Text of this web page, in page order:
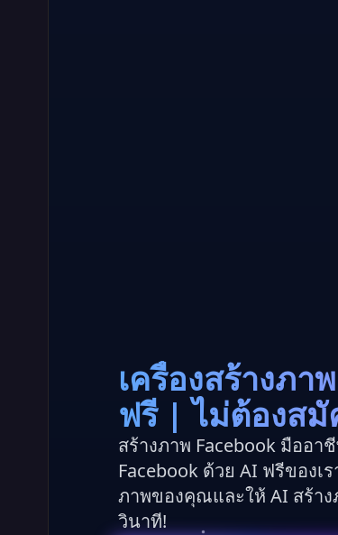
เครื่องสร้างภ
ฟรี | ไม่ต้องส
สร้างภาพ Facebook มืออา
Facebook ด้วย AI ฟรีของ
ภาพของคุณและให้ AI สร้า
วินาที!